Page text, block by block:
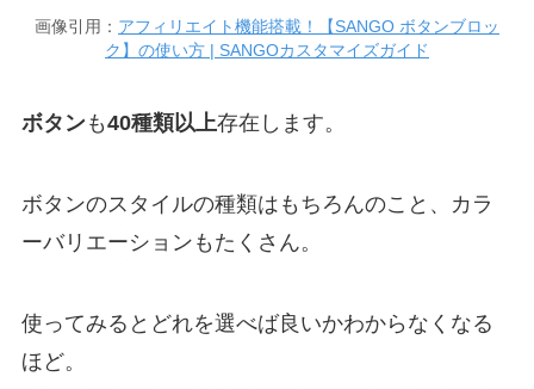
画像引用： アフィリエイト機能搭載！【SANGO ボタンブロッ
ク】の使い方 | SANGOカスタマイズガイド
ボタンも40種類以上存在します。
ボタンのスタイルの種類はもちろんのこと、カラ
ーバリエーションもたくさん。
使ってみるとどれを選べば良いかわからなくなる
ほど。